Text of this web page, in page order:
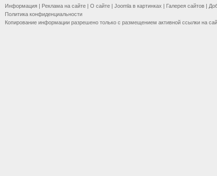
Информация | Реклама на сайте | О сайте | Joomla в картинках | Галерея сайтов |
Политика конфиденциальности
Копирование информации разрешено только с размещением активной ссылки на